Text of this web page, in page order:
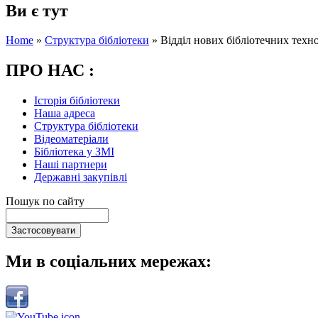
Ви є тут
Home » Структура бібліотеки » Відділ нових бібліотечних
ПРО НАС :
Історія бібліотеки
Наша адреса
Структура бібліотеки
Відеоматеріали
Бібліотека у ЗМІ
Наші партнери
Державні закупівлі
Пошук по сайту
Ми в соціальних мережах: